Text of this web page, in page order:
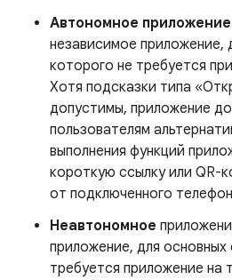
Автономное приложение
независимое приложение,
которого не требуется
Хотя подсказки типа
допустимы, приложение
пользователям
выполнения функций
короткую ссылку или QR-
от подключенного
Неавтономное
приложение, для
требуется приложение на